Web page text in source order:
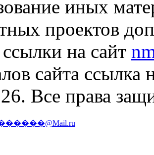
иных
проектов
на сайт
сайта ссылка
Все права